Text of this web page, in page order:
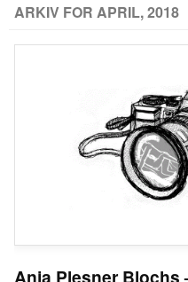
ARKIV FOR APRIL, 2018